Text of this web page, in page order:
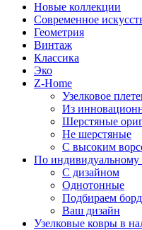
Новые коллекции
Современное
Геометрия
Винтаж
Классика
Эко
Z-Home
Узелковое
Из
Шерстяные
Не шерстяные
С высоким
По индивидуальному
С дизайном
Однотонные
Подбираем
Ваш дизайн
Узелковые ковры в